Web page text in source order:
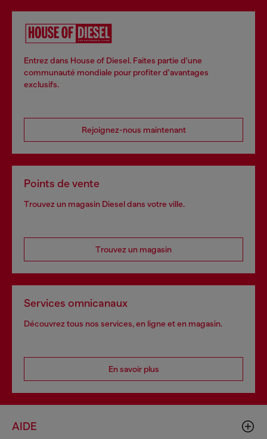
Entrez dans House of Diesel. Faites partie d'une
communauté mondiale pour profiter d'avantages
exclusifs.
Rejoignez-nous maintenant
Points de vente
Trouvez un magasin Diesel dans votre ville.
Trouvez un magasin
Services omnicanaux
Découvrez tous nos services, en ligne et en magasin.
En savoir plus
AIDE